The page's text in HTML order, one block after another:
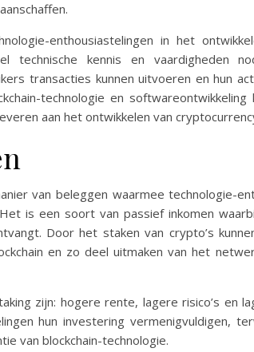
enthousiastelingen in het
technische kennis en vaardigheden
transacties kunnen uitvoeren en hun
technologie en softwareontwikkeling
aan het ontwikkelen van
van beleggen waarmee technologie-
is een soort van passief inkomen
Door het staken van crypto’s
en zo deel uitmaken van het
zijn: hogere rente, lagere risico’s en
hun investering vermenigvuldigen,
van blockchain-technologie.